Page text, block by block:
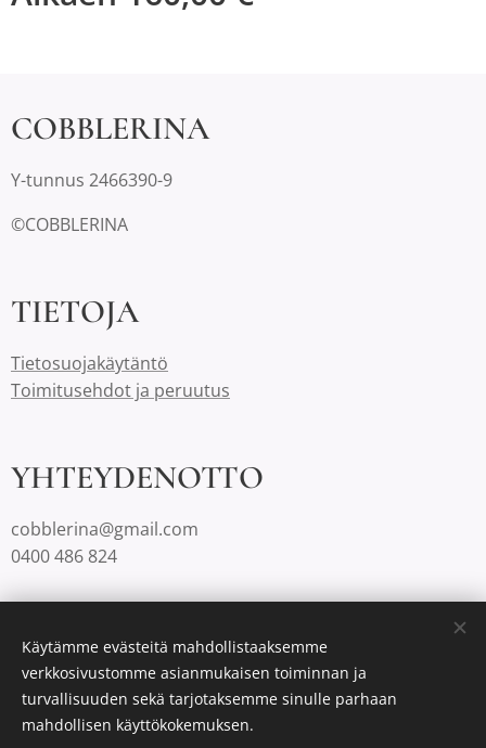
COBBLERINA
Y-tunnus 2466390-9
©COBBLERINA
TIETOJA
Tietosuojakäytäntö
Toimitusehdot ja peruutus
YHTEYDENOTTO
cobblerina@gmail.com
0400 486 824
LuotuWebnodella Evästeet
Käytämme evästeitä mahdollistaaksemme
verkkosivustomme asianmukaisen toiminnan ja
turvallisuuden sekä tarjotaksemme sinulle parhaan
mahdollisen käyttökokemuksen.